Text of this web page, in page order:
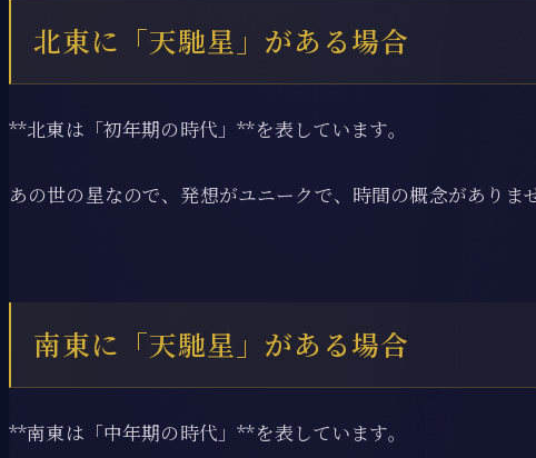
北東に「天馳星」がある場合
**北東は「初年期の時代」**を表しています。
あの世の星なので、発想がユニークで、時間の概念がありま
南東に「天馳星」がある場合
**南東は「中年期の時代」**を表しています。